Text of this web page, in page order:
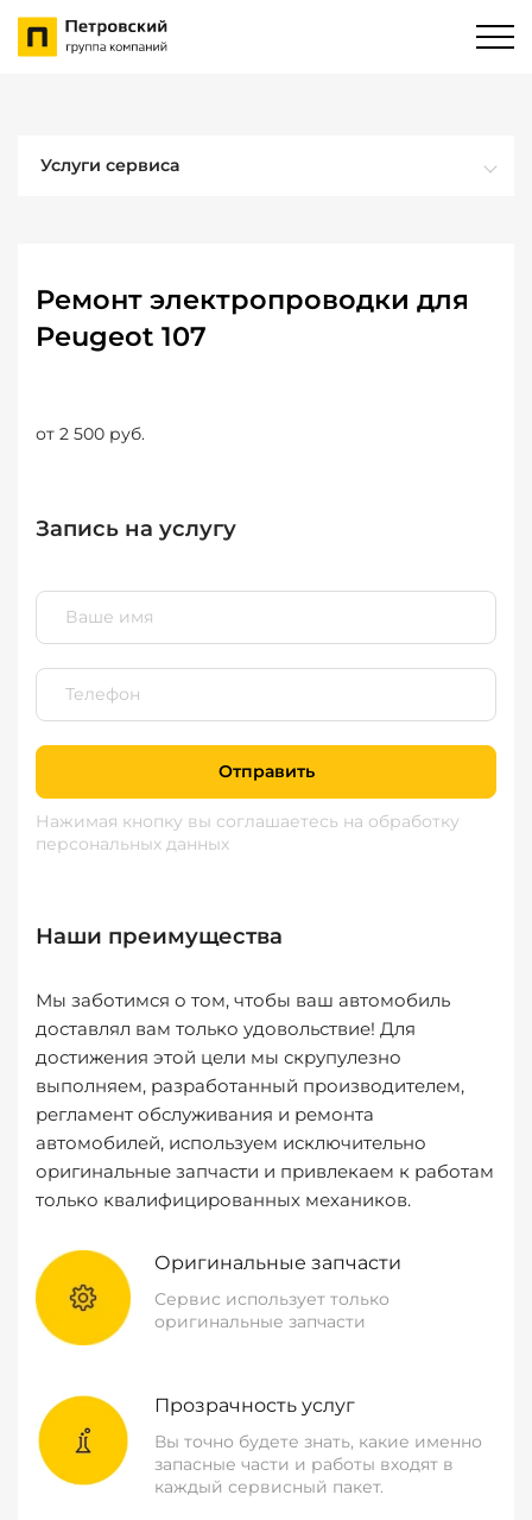
Услуги сервиса
Ремонт электропроводки для
Peugeot 107
от 2 500 руб.
Запись на услугу
Отправить
Нажимая кнопку вы соглашаетесь на обработку
персональных данных
Наши преимущества
Мы заботимся о том, чтобы ваш автомобиль
доставлял вам только удовольствие! Для
достижения этой цели мы скрупулезно
выполняем, разработанный производителем,
регламент обслуживания и ремонта
автомобилей, используем исключительно
оригинальные запчасти и привлекаем к работам
только квалифицированных механиков.
Оригинальные запчасти
Сервис использует только
оригинальные запчасти
Прозрачность услуг
Вы точно будете знать, какие именно
запасные части и работы входят в
каждый сервисный пакет.